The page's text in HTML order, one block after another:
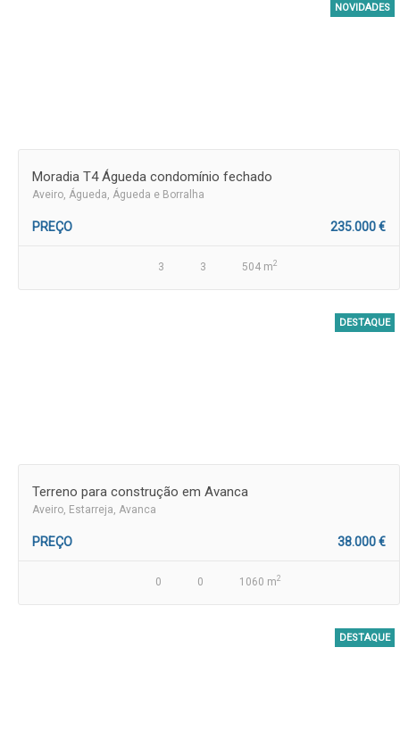
NOVIDADES
Moradia T4 Águeda condomínio fechado
Aveiro , Águeda, Águeda e Borralha
PREÇO 235.000 €
3 3 504 m2
DESTAQUE
Terreno para construção em Avanca
Aveiro , Estarreja, Avanca
PREÇO 38.000 €
0 0 1060 m2
DESTAQUE